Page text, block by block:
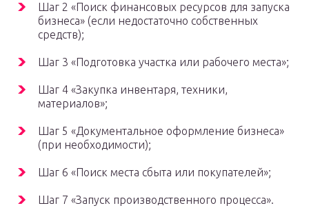
Шаг 2 «Поиск финансовых ресурсов для запуска
бизнеса» (если недостаточно собственных
средств);
Шаг 3 «Подготовка участка или рабочего места»;
Шаг 4 «Закупка инвентаря, техники,
материалов»;
Шаг 5 «Документальное оформление бизнеса»
(при необходимости);
Шаг 6 «Поиск места сбыта или покупателей»;
Шаг 7 «Запуск производственного процесса».